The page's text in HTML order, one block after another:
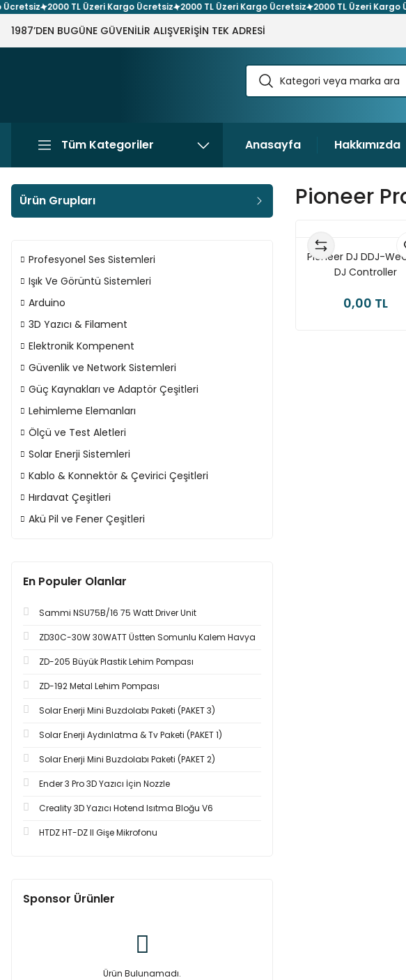
2000 TL Üzeri Kargo Ücretsiz 2000 TL Üzeri Kargo Ücretsiz 2000 TL Üzeri Kargo
1987’DEN BUGÜNE GÜVENİLİR ALIŞVERİŞİN TEK ADRESİ
Tüm Kategoriler Anasayfa Hakkımızda
Ürün Grupları
Profesyonel Ses Sistemleri
Işık Ve Görüntü Sistemleri
Arduino
3D Yazıcı & Filament
Elektronik Kompenent
Güvenlik ve Network Sistemleri
Güç Kaynakları ve Adaptör Çeşitleri
Lehimleme Elemanları
Ölçü ve Test Aletleri
Solar Enerji Sistemleri
Kablo & Konnektör & Çevirici Çeşitleri
Hırdavat Çeşitleri
Akü Pil ve Fener Çeşitleri
En Populer Olanlar
Sammi NSU75B/16 75 Watt Driver Unit
ZD30C-30W 30WATT Üstten Somunlu Kalem Havya
ZD-205 Büyük Plastik Lehim Pompası
ZD-192 Metal Lehim Pompası
Solar Enerji Mini Buzdolabı Paketi (PAKET 3)
Solar Enerji Aydınlatma & Tv Paketi (PAKET 1)
Solar Enerji Mini Buzdolabı Paketi (PAKET 2)
Ender 3 Pro 3D Yazıcı İçin Nozzle
Creality 3D Yazıcı Hotend Isıtma Bloğu V6
HTDZ HT-DZ II Gişe Mikrofonu
Sponsor Ürünler
Ürün Bulunamadı.
Pioneer
Pioneer DJ DDJ-
DJ Controller
0,00 TL